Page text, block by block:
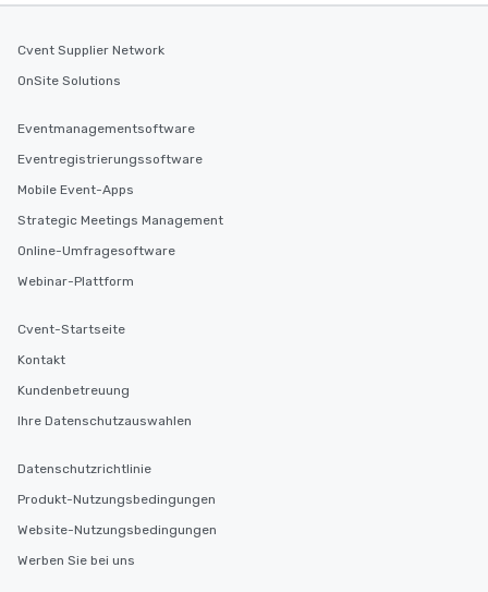
Cvent Supplier Network
OnSite Solutions
Eventmanagementsoftware
Eventregistrierungssoftware
Mobile Event-Apps
Strategic Meetings Management
Online-Umfragesoftware
Webinar-Plattform
Cvent-Startseite
Kontakt
Kundenbetreuung
Ihre Datenschutzauswahlen
Datenschutzrichtlinie
Produkt-Nutzungsbedingungen
Website-Nutzungsbedingungen
Werben Sie bei uns